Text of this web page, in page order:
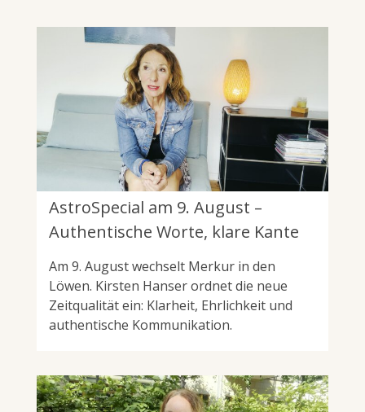
AstroSpecial am 9. August –
Authentische Worte, klare Kante
Am 9. August wechselt Merkur in den
Löwen. Kirsten Hanser ordnet die neue
Zeitqualität ein: Klarheit, Ehrlichkeit und
authentische Kommunikation.